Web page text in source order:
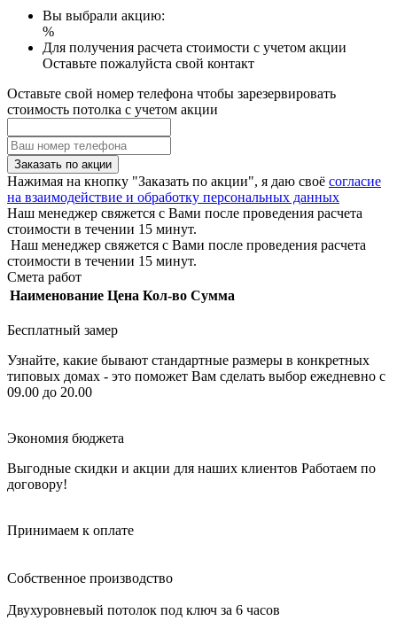
Вы выбрали акцию:
%
Для получения расчета стоимости с учетом акции
Оставьте пожалуйста свой контакт
Оставьте свой номер телефона чтобы зарезервировать
стоимость потолка с учетом акции
Заказать по акции
Нажимая на кнопку "Заказать по акции", я даю своё согласие
на взаимодействие и обработку персональных данных
Наш менеджер свяжется с Вами после проведения расчета
стоимости в течении 15 минут.
Наш менеджер свяжется с Вами после проведения расчета
стоимости в течении 15 минут.
Смета работ
Наименование Цена Кол-во Сумма
Бесплатный замер
Узнайте, какие бывают стандартные размеры в конкретных
типовых домах - это поможет Вам сделать выбор ежедневно с
09.00 до 20.00
Экономия бюджета
Выгодные скидки и акции для наших клиентов Работаем по
договору!
Принимаем к оплате
Собственное производство
Двухуровневый потолок под ключ за 6 часов